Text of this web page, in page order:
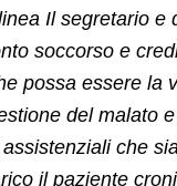
Il segretario e
soccorso e
possa essere la
del malato
che
il paziente